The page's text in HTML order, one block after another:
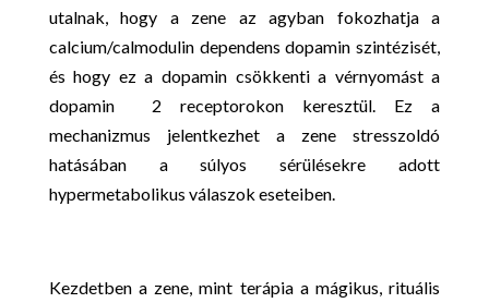
utalnak, hogy a zene az agyban fokozhatja a
calcium/calmodulin dependens dopamin szintézisét,
és hogy ez a dopamin csökkenti a vérnyomást a
dopamin 2 receptorokon keresztül. Ez a
mechanizmus jelentkezhet a zene stresszoldó
hatásában a súlyos sérülésekre adott
hypermetabolikus válaszok eseteiben.
Kezdetben a zene, mint terápia a mágikus, rituális